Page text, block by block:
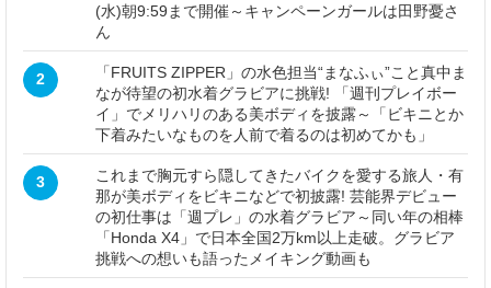
(水)朝9:59まで開催～キャンペーンガールは田野憂さ
ん
2
「FRUITS ZIPPER」の水色担当“まなふぃ”こと真中ま
なが待望の初水着グラビアに挑戦! 「週刊プレイボー
イ」でメリハリのある美ボディを披露～「ビキニとか
下着みたいなものを人前で着るのは初めてかも」
3
これまで胸元すら隠してきたバイクを愛する旅人・有
那が美ボディをビキニなどで初披露! 芸能界デビュー
の初仕事は「週プレ」の水着グラビア～同い年の相棒
「Honda X4」で日本全国2万km以上走破。グラビア
挑戦への想いも語ったメイキング動画も